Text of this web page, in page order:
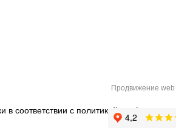
Продвижение web
в соответствии с политикой